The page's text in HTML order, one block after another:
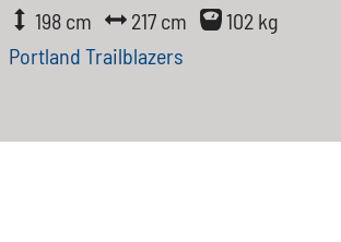
198 cm
217 cm
102 kg
Portland Trailblazers